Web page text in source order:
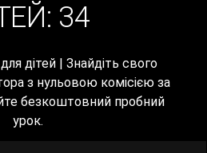
34
дітей | Знайдіть свого
з нульовою комісією за
безкоштовний пробний
урок.